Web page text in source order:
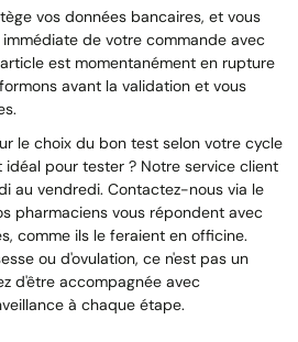
vos données bancaires, et vous
de votre commande avec
est momentanément en rupture
avant la validation et vous
le choix du bon test selon votre cycle
idéal pour tester ? Notre service client
au vendredi. Contactez-nous via le
pharmaciens vous répondent avec
comme ils le feraient en officine.
ou d'ovulation, ce n'est pas un
d'être accompagnée avec
à chaque étape.